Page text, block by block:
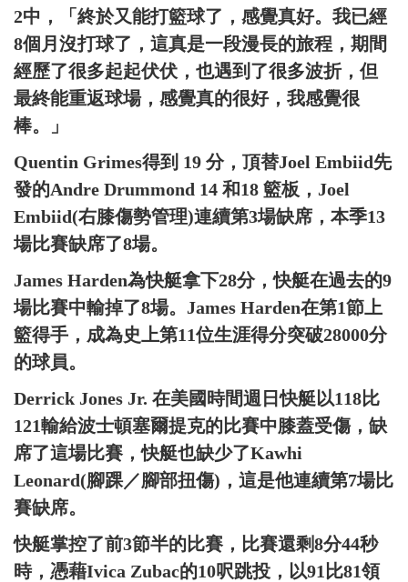
2中，「終於又能打籃球了，感覺真好。我已經
8個月沒打球了，這真是一段漫長的旅程，期間
經歷了很多起起伏伏，也遇到了很多波折，但
最終能重返球場，感覺真的很好，我感覺很
棒。」
Quentin Grimes得到 19 分，頂替Joel Embiid先
發的Andre Drummond 14 和18 籃板，Joel
Embiid(右膝傷勢管理)連續第3場缺席，本季13
場比賽缺席了8場。
James Harden為快艇拿下28分，快艇在過去的9
場比賽中輸掉了8場。James Harden在第1節上
籃得手，成為史上第11位生涯得分突破28000分
的球員。
Derrick Jones Jr. 在美國時間週日快艇以118比
121輸給波士頓塞爾提克的比賽中膝蓋受傷，缺
席了這場比賽，快艇也缺少了Kawhi
Leonard(腳踝／腳部扭傷)，這是他連續第7場比
賽缺席。
快艇掌控了前3節半的比賽，比賽還剩8分44秒
時，憑藉Ivica Zubac的10呎跳投，以91比81領